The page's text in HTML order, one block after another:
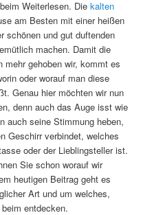
Weiterlesen. Diekalten
am Besten mit einer heißen
schönen und gut duftenden
machen. Damit die
mehr gehoben wir, kommt es
oder worauf man diese
Genau hier möchten wir nun
denn auch das Auge isst wie
auch seine Stimmung heben,
Geschirr verbindet, welches
oder der Lieblingsteller ist.
Sie schon worauf wir
heutigen Beitrag geht es
Art und um welches,
entdecken.